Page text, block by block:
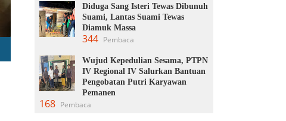
Diduga Sang Isteri Tewas Dibunuh
Suami, Lantas Suami Tewas
Diamuk Massa
344 Pembaca
Wujud Kepedulian Sesama, PTPN
IV Regional IV Salurkan Bantuan
Pengobatan Putri Karyawan
Pemanen
168 Pembaca